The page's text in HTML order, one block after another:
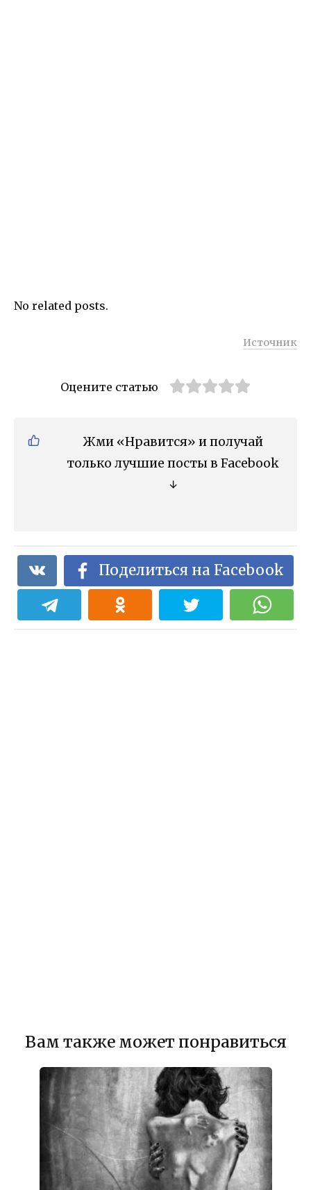
No related posts.
Источник
Оцените статью
Жми «Нравится» и получай
только лучшие посты в Facebook
↓
Поделиться на Facebook
Вам также может понравиться